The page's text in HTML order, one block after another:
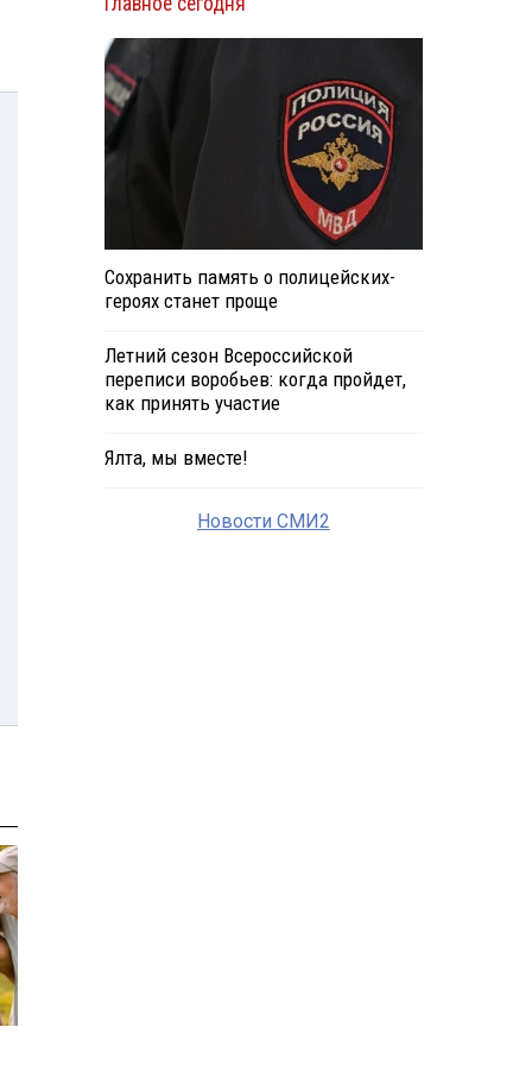
Сохранить память о полицейских-
героях станет проще
Летний сезон Всероссийской
переписи воробьев: когда пройдет,
как принять участие
Ялта, мы вместе!
Новости СМИ2